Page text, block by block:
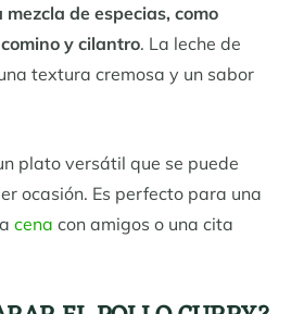
de especias, como
y cilantro. La leche de
textura cremosa y un sabor
plato versátil que se puede
ocasión. Es perfecto para una
cena con amigos o una cita